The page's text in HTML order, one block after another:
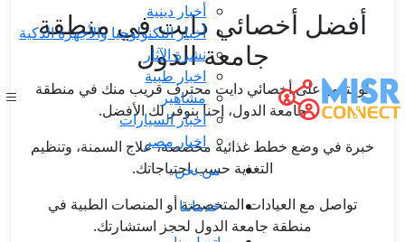
أخبار دينية
أخبار التكنولوجيا والأجهزة الذكية
نشرة الآثار
اخبار طبية
مشاهير
اخبار السيارات
اخبار مصر
من نحن
خدماتنا
أفضل أخصائي دايت في منطقة
جامعة الدول
لو بتدور على أخصائي دايت محترف قريب منك في منطقة
جامعة الدول، إحنا بنوفر لك الأفضل.
خبرة في وضع خطط غذائية مخصصة، علاج السمنة، وتنظيم
التغذية حسب احتياجاتك.
تواصل مع العيادات المتخصصة أو المنصات الطبية في
منطقة جامعة الدول لحجز استشارتك.